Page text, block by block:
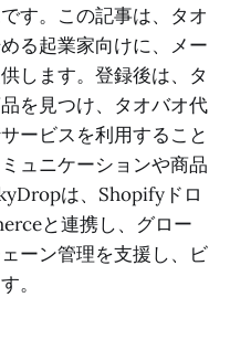
す。この記事は、タオ
る起業家向けに、メー
します。登録後は、タ
を見つけ、タオバオ代
ービスを利用すること
ュニケーションや商品
は、Shopifyドロ
と連携し、グロー
ーン管理を支援し、ビ
。